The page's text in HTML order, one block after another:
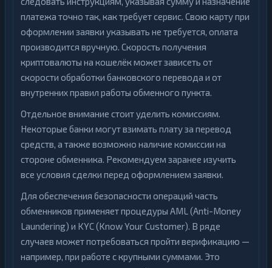
платежа точно так, как требует сервис. Свою карту при
оформлении заявки указывать не требуется, оплата
производится вручную. Скорость получения
криптовалюты на кошелёк может зависеть от
скорости обработки банковского перевода и от
внутренних правил работы обменного пункта.
Отдельное внимание стоит уделить комиссиям.
Некоторые банки могут взимать плату за перевод
средств, а также возможно наличие комиссии на
стороне обменника. Рекомендуем заранее изучить
все условия сделки перед оформлением заявки.
Для обеспечения безопасности операций часть
обменников применяет процедуры AML (Anti-Money
Laundering) и KYC (Know Your Customer). В ряде
случаев может потребоваться пройти верификацию —
например, при работе с крупными суммами. Это